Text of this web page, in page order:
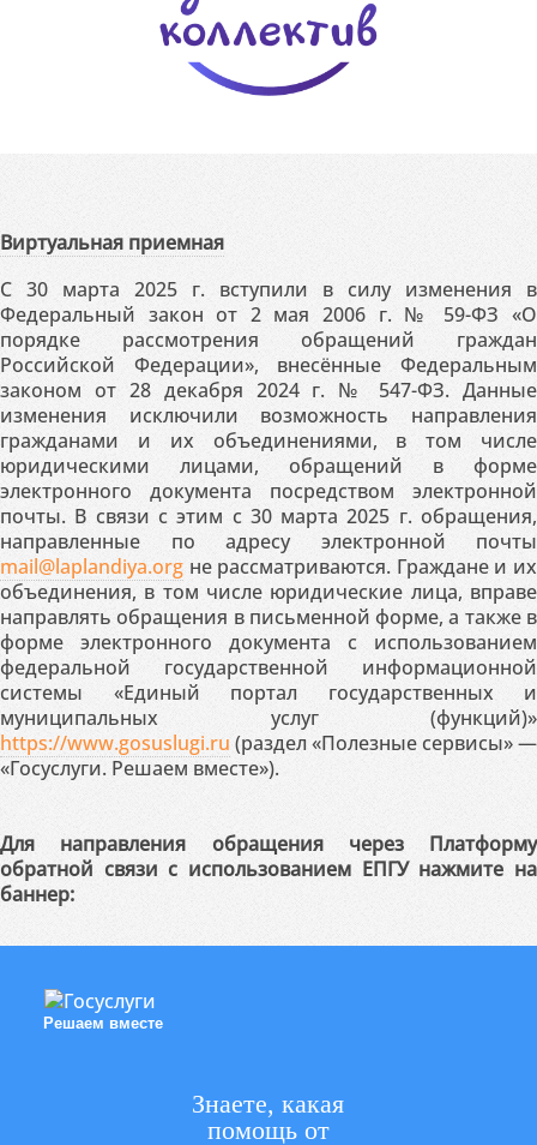
Виртуальная приемная
С 30 марта 2025 г. вступили в силу изменения в
Федеральный закон от 2 мая 2006 г. № 59-ФЗ «О
порядке рассмотрения обращений граждан
Российской Федерации», внесённые Федеральным
законом от 28 декабря 2024 г. № 547-ФЗ. Данные
изменения исключили возможность направления
гражданами и их объединениями, в том числе
юридическими лицами, обращений в форме
электронного документа посредством электронной
почты. В связи с этим с 30 марта 2025 г. обращения,
направленные по адресу электронной почты
mail@laplandiya.org не рассматриваются. Граждане и их
объединения, в том числе юридические лица, вправе
направлять обращения в письменной форме, а также в
форме электронного документа с использованием
федеральной государственной информационной
системы «Единый портал государственных и
муниципальных услуг (функций)»
https://www.gosuslugi.ru (раздел «Полезные сервисы» —
«Госуслуги. Решаем вместе»).
Для направления обращения через Платформу
обратной связи с использованием ЕПГУ нажмите на
баннер:
Решаем вместе
Знаете, какая
помощь от